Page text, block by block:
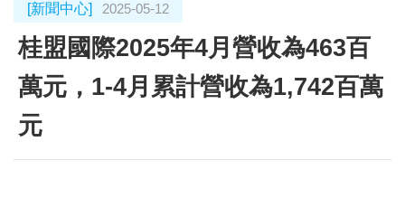
[新聞中心] 2025-05-12
桂盟國際2025年4月營收為463百
萬元，1-4月累計營收為1,742百萬
元